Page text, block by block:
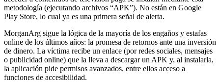
metodología (ejecutando archivos “APK”). No están en Google
Play Store, lo cual ya es una primera señal de alerta.
MorganArg sigue la lógica de la mayoría de los engaños y estafas
online de los últimos años: la promesa de retornos ante una inversión
de dinero. La víctima recibe un enlace (por redes sociales, mensajes
o publicidad online) que la lleva a descargar un APK y, al instalarla,
la aplicación pide permisos avanzados, entre ellos acceso a
funciones de accesibilidad.